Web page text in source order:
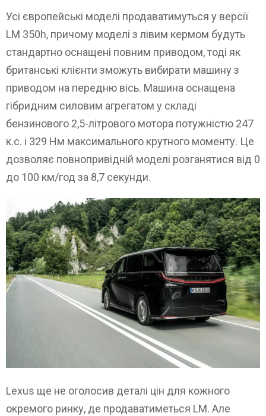
Усі європейські моделі продаватимуться у версії
LM 350h, причому моделі з лівим кермом будуть
стандартно оснащені повним приводом, тоді як
британські клієнти зможуть вибирати машину з
приводом на передню вісь. Машина оснащена
гібридним силовим агрегатом у складі
бензинового 2,5-літрового мотора потужністю 247
к.с. і 329 Нм максимального крутного моменту. Це
дозволяє повнопривідній моделі розганятися від 0
до 100 км/год за 8,7 секунди.
Lexus ще не оголосив деталі цін для кожного
окремого ринку, де продаватиметься LM. Але